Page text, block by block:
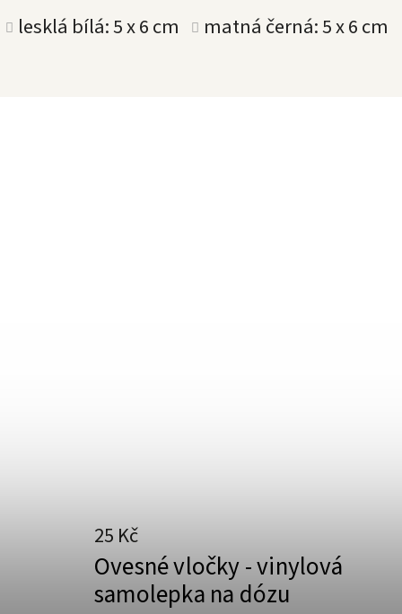
lesklá bílá: 5 x 6 cm matná černá: 5 x 6 cm
Ovesné vločky - vinylová
samolepka na dózu
25 Kč